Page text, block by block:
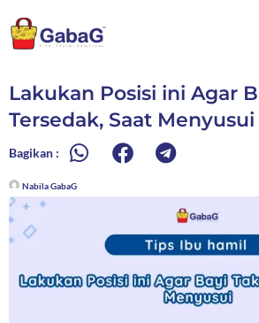
ke
konten
Lakukan Posisi ini Agar
Tersedak, Saat Menyusui
Bagikan :
Nabila GabaG